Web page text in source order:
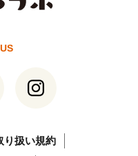
り扱い規約